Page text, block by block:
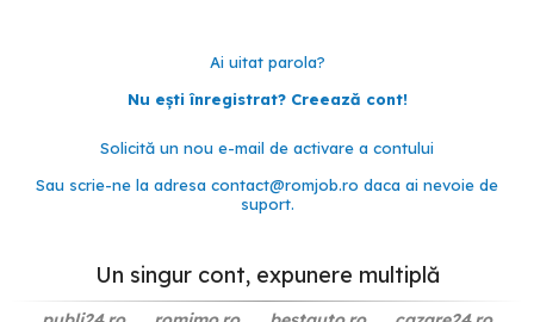
Ai uitat parola?
Nu ești înregistrat? Creează cont!
Solicită un nou e-mail de activare a contului
Sau scrie-ne la adresa contact@romjob.ro daca ai nevoie de
suport.
Un singur cont, expunere multiplă